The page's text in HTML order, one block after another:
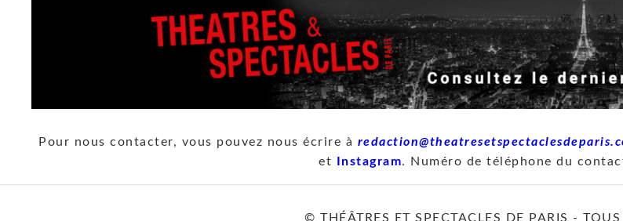
Pour nous contacter, vous pouvez nous écrire à
et Instagram. Numéro de téléphone du
© THÉÂTRES ET SPECTACLES DE PARIS - TOUS